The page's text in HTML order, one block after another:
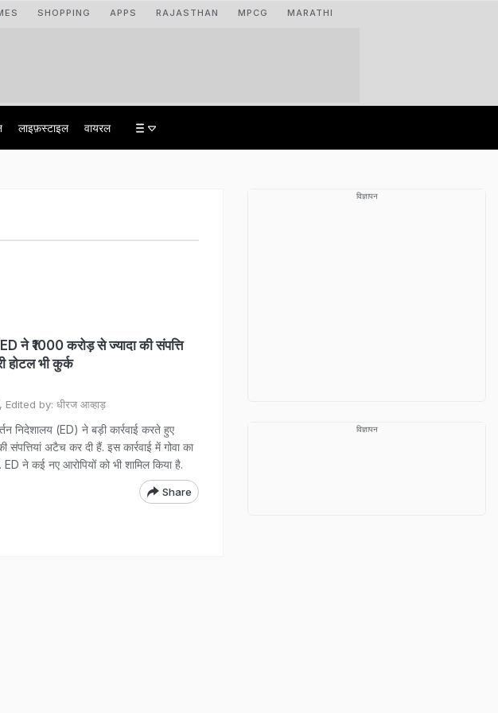
SHOPPING APPS RAJASTHAN MPCG MARATHI
लाइफ़स्टाइल वायरल
ने ₹1000 करोड़ से ज्यादा की संपत्ति
होटल भी कुर्क
Edited by: धीरज आव्हाड़
निदेशालय (ED) ने बड़ी कार्रवाई करते हुए
अटैच कर दी हैं. इस कार्रवाई में गोवा का
ने कई नए आरोपियों को भी शामिल किया है.
Share
विज्ञापन
विज्ञापन